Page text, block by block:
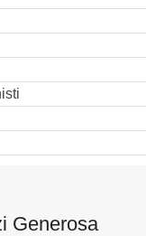
Generosa